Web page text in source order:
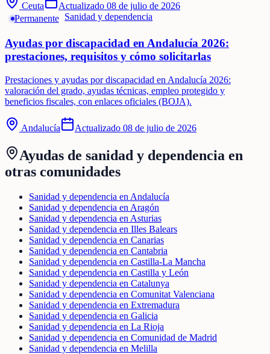
Ceuta Actualizado 08 de julio de 2026
Permanente
Sanidad y dependencia
Ayudas por discapacidad en Andalucía 2026:
prestaciones, requisitos y cómo solicitarlas
Prestaciones y ayudas por discapacidad en Andalucía 2026:
valoración del grado, ayudas técnicas, empleo protegido y
beneficios fiscales, con enlaces oficiales (BOJA).
Andalucía Actualizado 08 de julio de 2026
Ayudas de sanidad y dependencia en
otras comunidades
Sanidad y dependencia en Andalucía
Sanidad y dependencia en Aragón
Sanidad y dependencia en Asturias
Sanidad y dependencia en Illes Balears
Sanidad y dependencia en Canarias
Sanidad y dependencia en Cantabria
Sanidad y dependencia en Castilla-La Mancha
Sanidad y dependencia en Castilla y León
Sanidad y dependencia en Catalunya
Sanidad y dependencia en Comunitat Valenciana
Sanidad y dependencia en Extremadura
Sanidad y dependencia en Galicia
Sanidad y dependencia en La Rioja
Sanidad y dependencia en Comunidad de Madrid
Sanidad y dependencia en Melilla